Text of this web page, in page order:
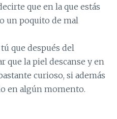
que en la que estás
un poquito de mal
que después del
que la piel descanse y en
curioso, si además
en algún momento.